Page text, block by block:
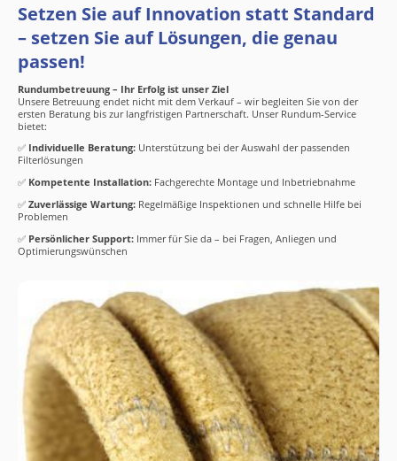
Setzen Sie auf Innovation statt Standard
– setzen Sie auf Lösungen, die genau
passen!
Rundumbetreuung – Ihr Erfolg ist unser Ziel
Unsere Betreuung endet nicht mit dem Verkauf – wir begleiten Sie von der
ersten Beratung bis zur langfristigen Partnerschaft. Unser Rundum-Service
bietet:
✅ Individuelle Beratung: Unterstützung bei der Auswahl der passenden
Filterlösungen
✅ Kompetente Installation: Fachgerechte Montage und Inbetriebnahme
✅ Zuverlässige Wartung: Regelmäßige Inspektionen und schnelle Hilfe bei
Problemen
✅ Persönlicher Support: Immer für Sie da – bei Fragen, Anliegen und
Optimierungswünschen